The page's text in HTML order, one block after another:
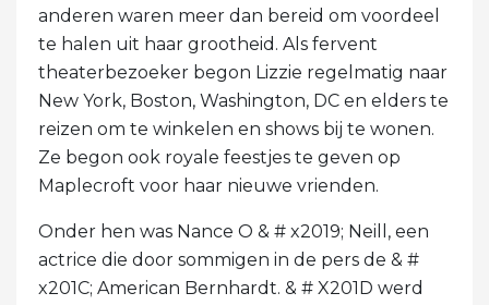
anderen waren meer dan bereid om voordeel
te halen uit haar grootheid. Als fervent
theaterbezoeker begon Lizzie regelmatig naar
New York, Boston, Washington, DC en elders te
reizen om te winkelen en shows bij te wonen.
Ze begon ook royale feestjes te geven op
Maplecroft voor haar nieuwe vrienden.
Onder hen was Nance O & # x2019; Neill, een
actrice die door sommigen in de pers de & #
x201C; American Bernhardt. & # X201D werd